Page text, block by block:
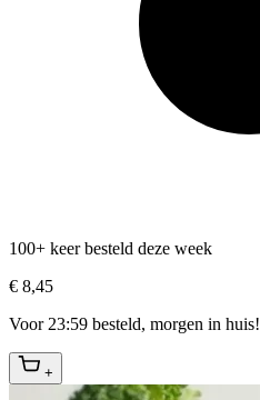
100+ keer besteld deze week
€ 8,45
Voor 23:59 besteld, morgen in huis!
+